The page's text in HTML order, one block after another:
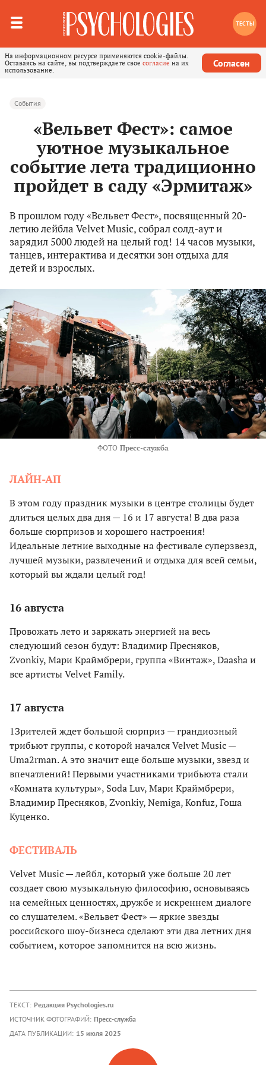
ТЕСТЫ
На информационном ресурсе применяются cookie-файлы.
Оставаясь на сайте, вы подтверждаете свое согласие на их
использование.
Согласен
События
«Вельвет Фест»: самое
уютное музыкальное
событие лета традиционно
пройдет в саду «Эрмитаж»
В прошлом году «Вельвет Фест», посвященный 20-
летию лейбла Velvet Music, собрал солд-аут и
зарядил 5000 людей на целый год! 14 часов музыки,
танцев, интерактива и десятки зон отдыха для
детей и взрослых.
ФОТО Пресс-служба
ЛАЙН-АП
В этом году праздник музыки в центре столицы будет
длиться целых два дня — 16 и 17 августа! В два раза
больше сюрпризов и хорошего настроения!
Идеальные летние выходные на фестивале суперзвезд,
лучшей музыки, развлечений и отдыха для всей семьи,
который вы ждали целый год!
16 августа
Провожать лето и заряжать энергией на весь
следующий сезон будут: Владимир Пресняков,
Zvonkiy, Мари Краймбрери, группа «Винтаж», Daasha и
все артисты Velvet Family.
17 августа
1Зрителей ждет большой сюрприз — грандиозный
трибьют группы, с которой начался Velvet Music —
Uma2rman. А это значит еще больше музыки, звезд и
впечатлений! Первыми участниками трибьюта стали
«Комната культуры», Soda Luv, Мари Краймбрери,
Владимир Пресняков, Zvonkiy, Nemiga, Konfuz, Гоша
Куценко.
ФЕСТИВАЛЬ
Velvet Music — лейбл, который уже больше 20 лет
создает свою музыкальную философию, основываясь
на семейных ценностях, дружбе и искреннем диалоге
со слушателем. «Вельвет Фест» — яркие звезды
российского шоу-бизнеса сделают эти два летних дня
событием, которое запомнится на всю жизнь.
ТЕКСТ: Редакция Psychologies.ru
ИСТОЧНИК ФОТОГРАФИЙ: Пресс-служба
ДАТА ПУБЛИКАЦИИ: 15 июля 2025